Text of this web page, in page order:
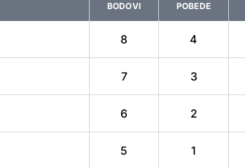
BODOVI POBEDE
8 4
7 3
6 2
5 1